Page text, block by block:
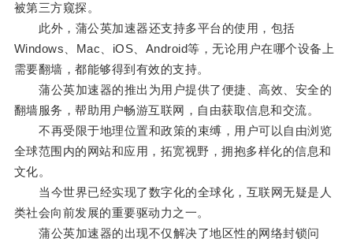
被第三方窥探。
此外，蒲公英加速器还支持多平台的使用，包括
Windows、Mac、iOS、Android等，无论用户在哪个设备上
需要翻墙，都能够得到有效的支持。
蒲公英加速器的推出为用户提供了便捷、高效、安全的
翻墙服务，帮助用户畅游互联网，自由获取信息和交流。
不再受限于地理位置和政策的束缚，用户可以自由浏览
全球范围内的网站和应用，拓宽视野，拥抱多样化的信息和
文化。
当今世界已经实现了数字化的全球化，互联网无疑是人
类社会向前发展的重要驱动力之一。
蒲公英加速器的出现不仅解决了地区性的网络封锁问